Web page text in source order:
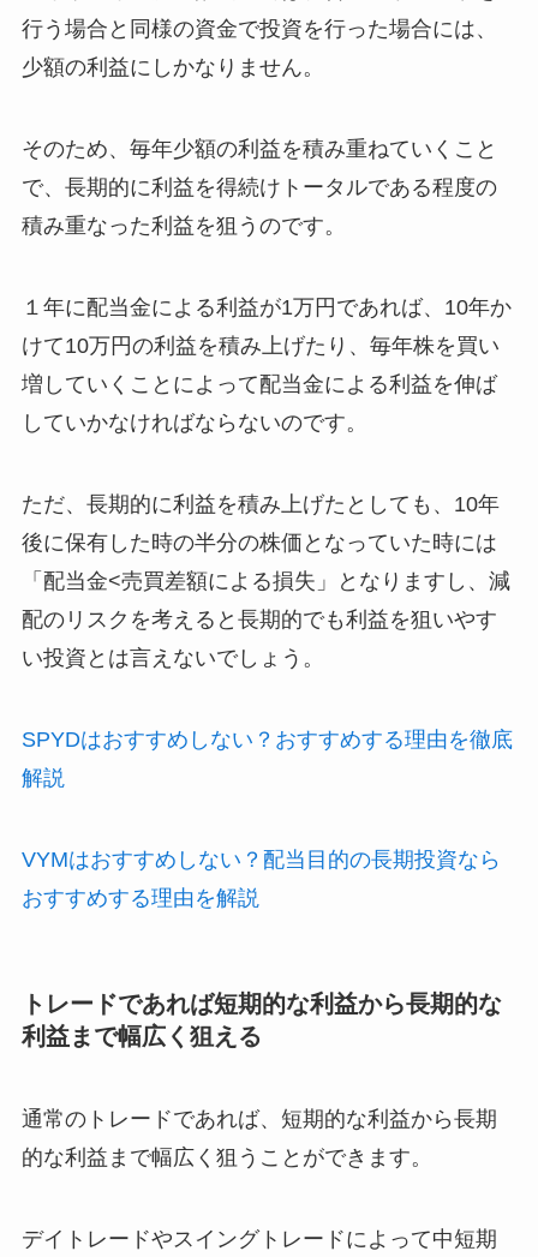
行う場合と同様の資金で投資を行った場合には、
少額の利益にしかなりません。
そのため、毎年少額の利益を積み重ねていくこと
で、長期的に利益を得続けトータルである程度の
積み重なった利益を狙うのです。
１年に配当金による利益が1万円であれば、10年か
けて10万円の利益を積み上げたり、毎年株を買い
増していくことによって配当金による利益を伸ば
していかなければならないのです。
ただ、長期的に利益を積み上げたとしても、10年
後に保有した時の半分の株価となっていた時には
「配当金<売買差額による損失」となりますし、減
配のリスクを考えると長期的でも利益を狙いやす
い投資とは言えないでしょう。
SPYDはおすすめしない？おすすめする理由を徹底
解説
VYMはおすすめしない？配当目的の長期投資なら
おすすめする理由を解説
トレードであれば短期的な利益から長期的な
利益まで幅広く狙える
通常のトレードであれば、短期的な利益から長期
的な利益まで幅広く狙うことができます。
デイトレードやスイングトレードによって中短期